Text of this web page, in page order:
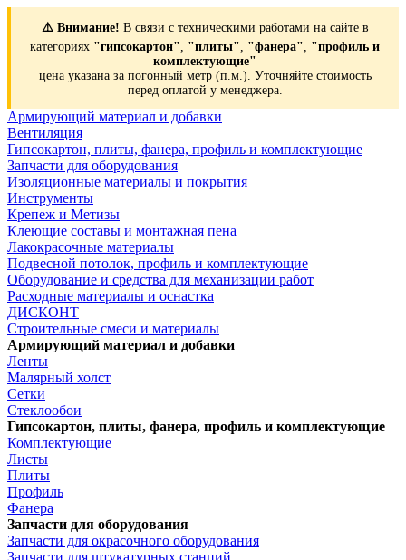
⚠️ Внимание! В связи с техническими работами на сайте в
категориях "гипсокартон", "плиты", "фанера", "профиль и
комплектующие"
цена указана за погонный метр (п.м.). Уточняйте стоимость
перед оплатой у менеджера.
Армирующий материал и добавки
Вентиляция
Гипсокартон, плиты, фанера, профиль и комплектующие
Запчасти для оборудования
Изоляционные материалы и покрытия
Инструменты
Крепеж и Метизы
Клеющие составы и монтажная пена
Лакокрасочные материалы
Подвесной потолок, профиль и комплектующие
Оборудование и средства для механизации работ
Расходные материалы и оснастка
ДИСКОНТ
Строительные смеси и материалы
Армирующий материал и добавки
Ленты
Малярный холст
Сетки
Стеклообои
Гипсокартон, плиты, фанера, профиль и комплектующие
Комплектующие
Листы
Плиты
Профиль
Фанера
Запчасти для оборудования
Запчасти для окрасочного оборудования
Запчасти для штукатурных станций